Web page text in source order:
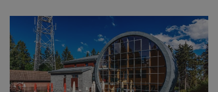
S norimberským Christkindlesmarktem se
drážďanské vánoční trhy každoročně
přetahují o pozici nejnavštěvovanějších t